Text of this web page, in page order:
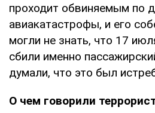
проходит обвиняемым по
авиакатастрофы, и его
могли не знать, что 17
сбили именно
думали, что это был
О чем говорили